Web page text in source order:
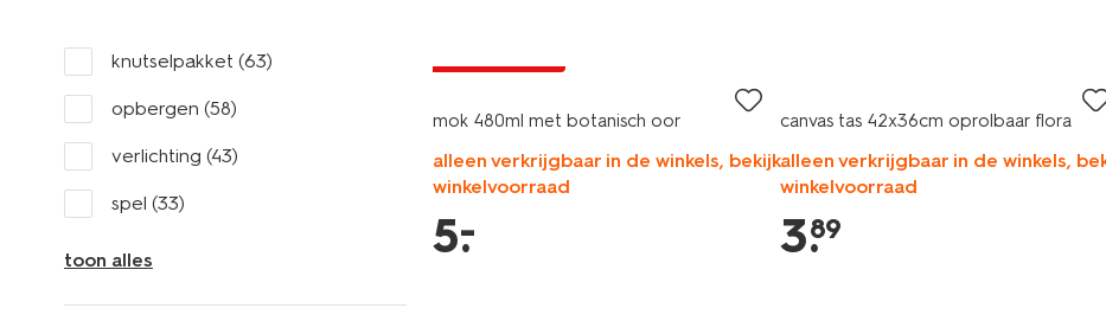
knutselpakket (63)
opbergen (58)
verlichting (43)
spel (33)
toon alles
mok 480ml met botanisch oor
alleen verkrijgbaar in de winkels, bekijk
winkelvoorraad
5.
–
canvas tas 42x36cm oprolbaar flora
alleen verkrijgbaar in de winkels,
winkelvoorraad
3.
89